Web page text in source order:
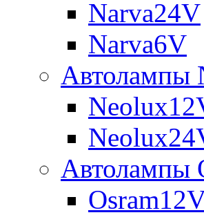
Narva24V
Narva6V
Автолампы
Автолампы